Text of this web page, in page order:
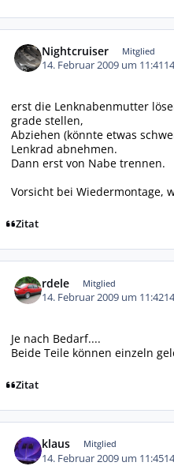
Nightcruiser Mitglied
14. Februar 2009 um 11:41
erst die Lenknabenmutter
grade stellen,
Abziehen (könnte etwas
Lenkrad abnehmen.
Dann erst von Nabe trennen.
Vorsicht bei Wiedermontage,
Zitat
rdele Mitglied
14. Februar 2009 um 11:42
Je nach Bedarf....
Beide Teile können einzeln
Zitat
klaus Mitglied
14. Februar 2009 um 11:45